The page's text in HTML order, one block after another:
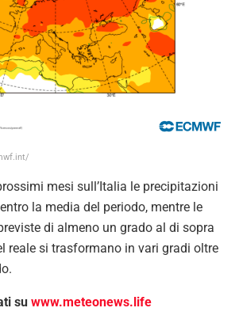
mesi sull’Italia le precipitazioni
la media del periodo, mentre le
di almeno un grado al di sopra
reale si trasformano in vari gradi oltre
su www.meteonews.life